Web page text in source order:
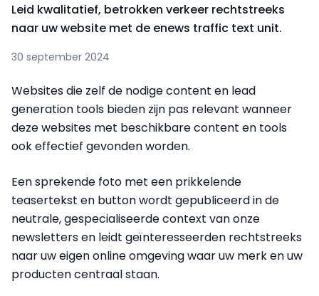
Leid kwalitatief, betrokken verkeer rechtstreeks
naar uw website met de enews traffic text unit.
30 september 2024
Websites die zelf de nodige content en lead
generation tools bieden zijn pas relevant wanneer
deze websites met beschikbare content en tools
ook effectief gevonden worden.
Een sprekende foto met een prikkelende
teasertekst en button wordt gepubliceerd in de
neutrale, gespecialiseerde context van onze
newsletters en leidt geïnteresseerden rechtstreeks
naar uw eigen online omgeving waar uw merk en uw
producten centraal staan.